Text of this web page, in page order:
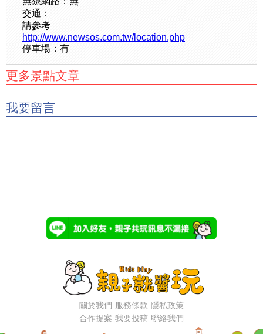
交通：
請參考
http://www.newsos.com.tw/location.php
停車場：有
更多景點文章
我要留言
關於我們 服務條款 隱私政策
合作提案 我要投稿 聯絡我們